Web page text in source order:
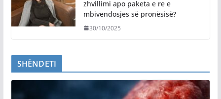
zhvillimi apo paketa e re e
mbivendosjes së pronësisë?
30/10/2025
SHËNDETI